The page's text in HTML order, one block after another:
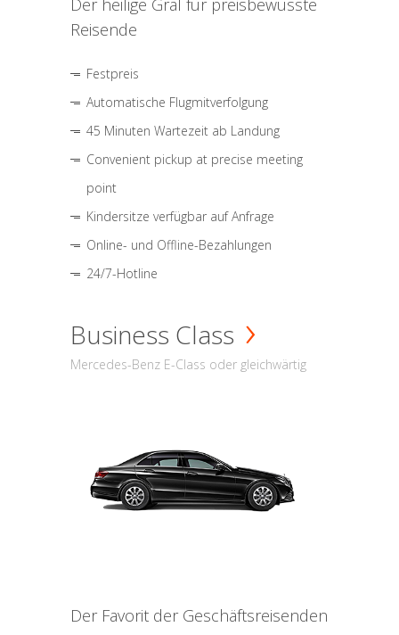
Der heilige Gral für preisbewusste
Reisende
Festpreis
Automatische Flugmitverfolgung
45 Minuten Wartezeit ab Landung
Convenient pickup at precise meeting
point
Kindersitze verfügbar auf Anfrage
Online- und Offline-Bezahlungen
24/7-Hotline
Business Class
Mercedes-Benz E-Class oder gleichwärtig
Der Favorit der Geschäftsreisenden